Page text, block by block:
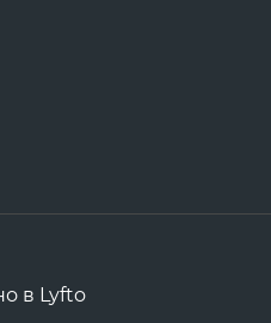
в Lyfto